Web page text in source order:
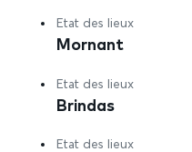
Etat des lieux
Mornant
Etat des lieux
Brindas
Etat des lieux